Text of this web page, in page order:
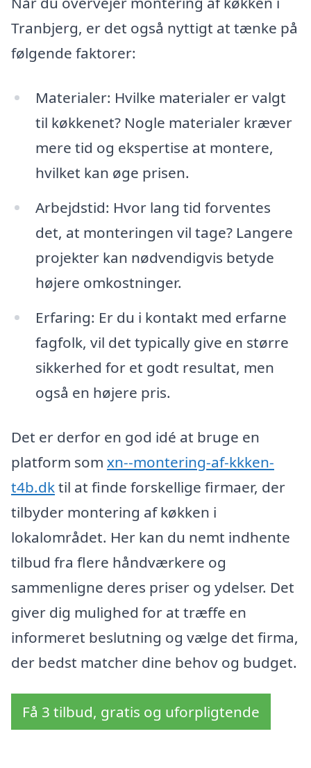
Tranbjerg, er det også nyttigt at tænke på
følgende faktorer:
Materialer: Hvilke materialer er valgt
til køkkenet? Nogle materialer kræver
mere tid og ekspertise at montere,
hvilket kan øge prisen.
Arbejdstid: Hvor lang tid forventes
det, at monteringen vil tage? Langere
projekter kan nødvendigvis betyde
højere omkostninger.
Erfaring: Er du i kontakt med erfarne
fagfolk, vil det typically give en større
sikkerhed for et godt resultat, men
også en højere pris.
Det er derfor en god idé at bruge en
platform som xn--montering-af-kkken-
t4b.dktil at finde forskellige firmaer, der
tilbyder montering af køkken i
lokalområdet. Her kan du nemt indhente
tilbud fra flere håndværkere og
sammenligne deres priser og ydelser. Det
giver dig mulighed for at træffe en
informeret beslutning og vælge det firma,
der bedst matcher dine behov og budget.
Få 3 tilbud, gratis og uforpligtende